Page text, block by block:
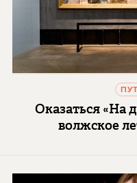
Оказаться «На
волжское